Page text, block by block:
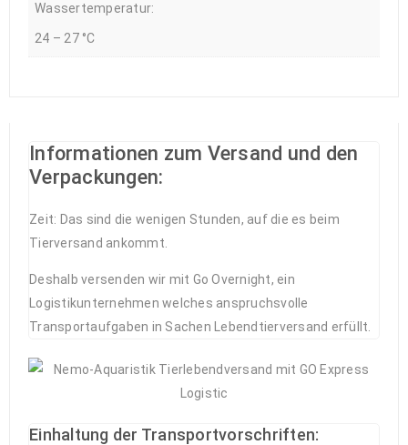
Wassertemperatur:
24 – 27 °C
Informationen zum Versand und den
Verpackungen:
Zeit: Das sind die wenigen Stunden, auf die es beim
Tierversand ankommt.
Deshalb versenden wir mit Go Overnight, ein
Logistikunternehmen welches anspruchsvolle
Transportaufgaben in Sachen Lebendtierversand erfüllt.
Einhaltung der Transportvorschriften: